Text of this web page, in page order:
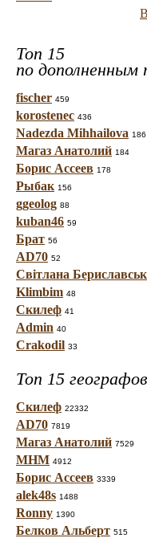
Топ 15
по дополненным
fischer 459
korostenec 436
Nadezda Mihhailova 186
Магаз Анатолий 184
Борис Ассеев 178
Рыбак 156
ggeolog 88
kuban46 59
Брат 56
AD70 52
Світлана
Klimbim 48
Скилеф 41
Admin 40
Crakodil 33
Топ 15
Скилеф 22332
AD70 7819
Магаз Анатолий 7529
МНМ 4912
Борис Ассеев 3339
alek48s 1488
Ronny 1390
Белков Альберт 515